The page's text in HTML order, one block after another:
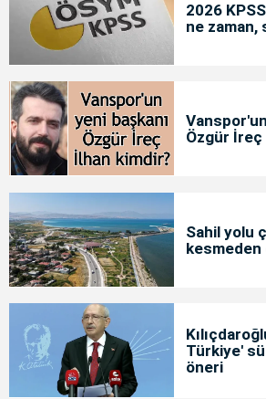
2026
ne zaman,
Özgür İreç
Sahil yolu
kesmeden
Türkiye'
öneri